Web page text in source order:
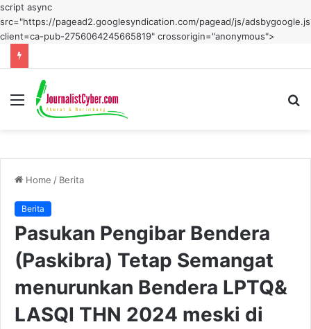
script async
src="https://pagead2.googlesyndication.com/pagead/js/
client=ca-pub-2756064245665819" crossorigin="anonymous">
Menu
Home / Berita
Berita
Pasukan Pengibar Bendera
(Paskibra) Tetap Semangat
menurunkan Bendera LPTQ&
LASQI THN 2024 meski di